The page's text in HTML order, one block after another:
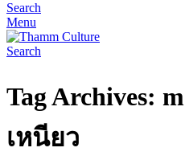
Search
Menu
Search
Tag Archives:
เหนียว